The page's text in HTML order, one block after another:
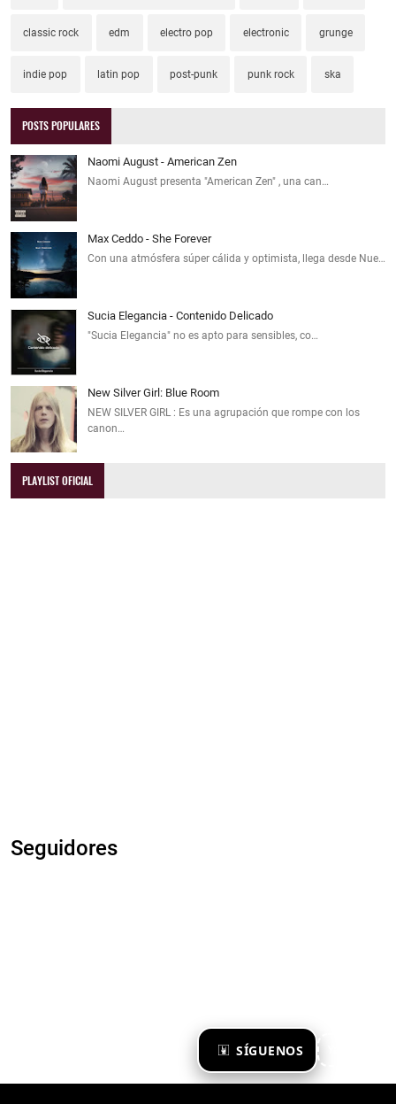
SÍGUENOS
classic rock edm electro pop electronic grunge
indie pop latin pop post-punk punk rock ska
POSTS POPULARES
Naomi August - American Zen
Naomi August presenta "American Zen" , una can…
Max Ceddo - She Forever
Con una atmósfera súper cálida y optimista, llega desde Nue…
Sucia Elegancia - Contenido Delicado
"Sucia Elegancia" no es apto para sensibles, co…
New Silver Girl: Blue Room
NEW SILVER GIRL : Es una agrupación que rompe con los
canon…
PLAYLIST OFICIAL
Seguidores